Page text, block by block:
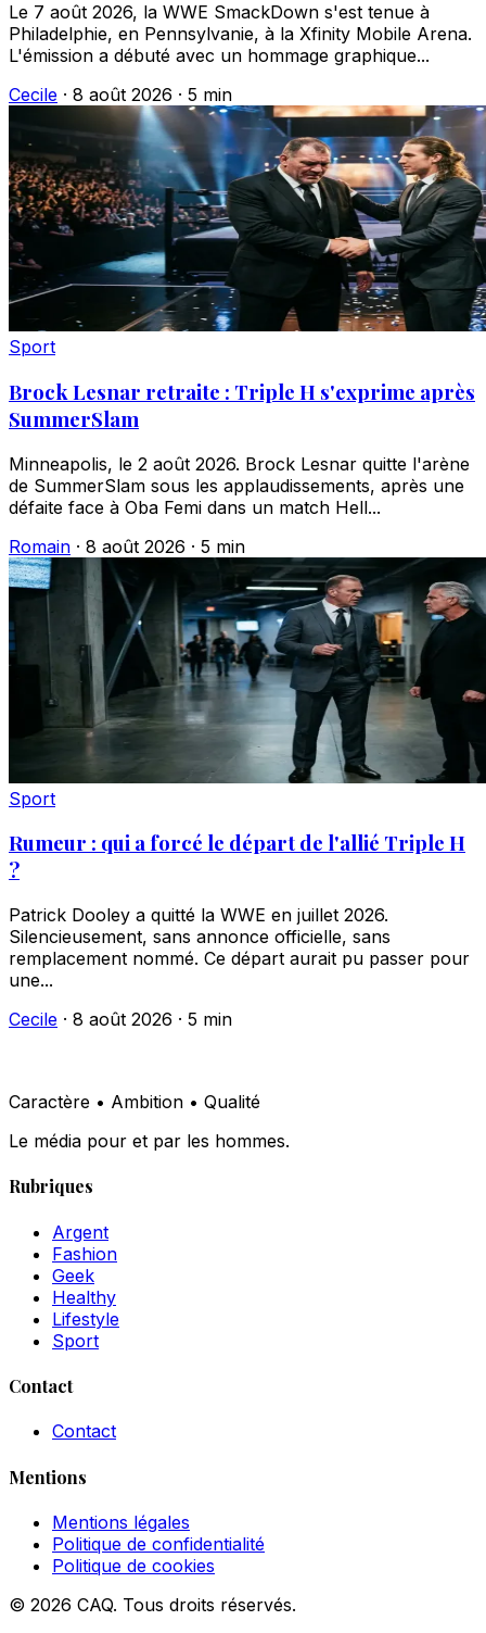
Le 7 août 2026, la WWE SmackDown s'est tenue à
Philadelphie, en Pennsylvanie, à la Xfinity Mobile Arena.
L'émission a débuté avec un hommage graphique...
Cecile · 8 août 2026 · 5 min
Sport
Brock Lesnar retraite : Triple H s'exprime après
SummerSlam
Minneapolis, le 2 août 2026. Brock Lesnar quitte l'arène
de SummerSlam sous les applaudissements, après une
défaite face à Oba Femi dans un match Hell...
Romain · 8 août 2026 · 5 min
Sport
Rumeur : qui a forcé le départ de l'allié Triple H
?
Patrick Dooley a quitté la WWE en juillet 2026.
Silencieusement, sans annonce officielle, sans
remplacement nommé. Ce départ aurait pu passer pour
une...
Cecile · 8 août 2026 · 5 min
Caractère • Ambition • Qualité
Le média pour et par les hommes.
Rubriques
Argent
Fashion
Geek
Healthy
Lifestyle
Sport
Contact
Contact
Mentions
Mentions légales
Politique de confidentialité
Politique de cookies
© 2026 CAQ. Tous droits réservés.